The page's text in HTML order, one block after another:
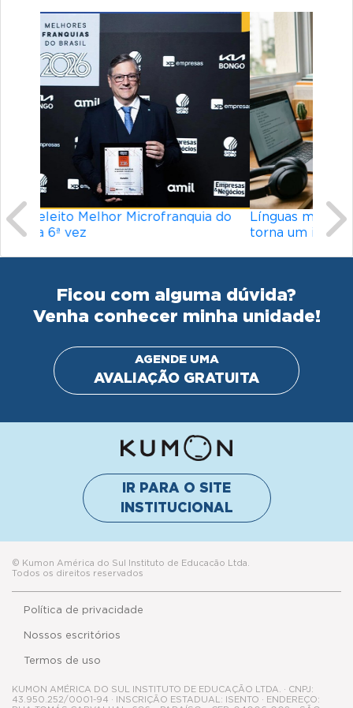
Línguas mais difíceis do mundo: o que
torna um idioma desafiador?
Ficou com alguma dúvida?
Venha conhecer minha unidade!
AGENDE UMA
AVALIAÇÃO GRATUITA
IR PARA O SITE
INSTITUCIONAL
© Kumon América do Sul Instituto de Educacão Ltda.
Todos os direitos reservados
Política de privacidade
Termos de uso
Nossos escritórios
KUMON AMÉRICA DO SUL INSTITUTO DE EDUCAÇÃO LTDA. · CNPJ:
43.950.252/0001-94 · INSCRIÇÃO ESTADUAL: ISENTO · ENDEREÇO: